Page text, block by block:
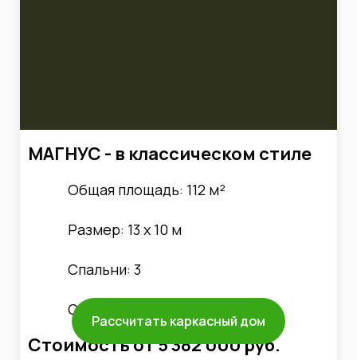
Рассчитать каркасный дом
МАГНУС - в классическом стиле
Общая площадь: 112 м²
Размер: 13 х 10 м
Спальни: 3
Санузел: 2
Стоимость от5 382 000руб.